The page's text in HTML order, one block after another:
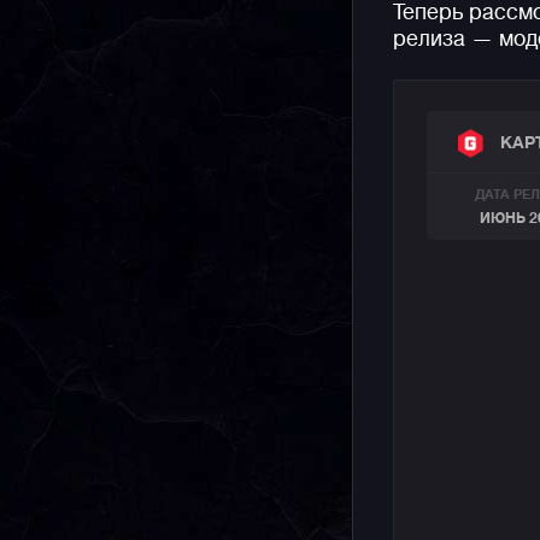
Теперь
релиза —
ДАТА
ИЮНЬ